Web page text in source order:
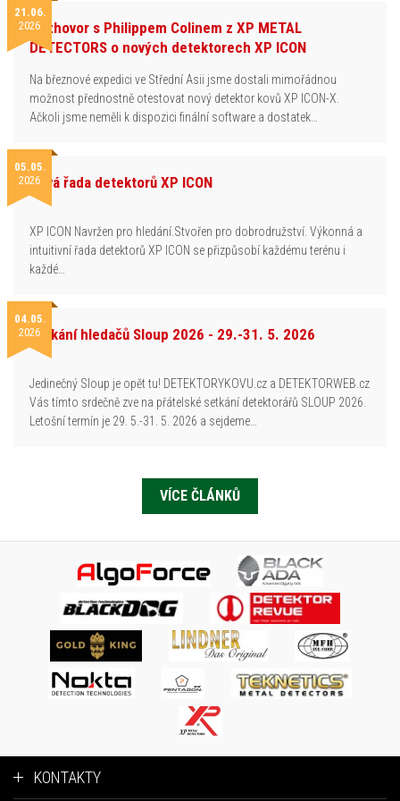
21.06.
2026Rozhovor s Philippem Colinem z XP METAL
DETECTORS o nových detektorech XP ICON
Na březnové expedici ve Střední Asii jsme dostali mimořádnou
možnost přednostně otestovat nový detektor kovů XP ICON-X.
Ačkoli jsme neměli k dispozici finální software a dostatek…
05.05.
2026Nová řada detektorů XP ICON
XP ICON Navržen pro hledání.Stvořen pro dobrodružství. Výkonná a
intuitivní řada detektorů XP ICON se přizpůsobí každému terénu i
každé…
04.05.
2026Setkání hledačů Sloup 2026 - 29.-31. 5. 2026
Jedinečný Sloup je opět tu! DETEKTORYKOVU.cz a DETEKTORWEB.cz
Vás tímto srdečně zve na přátelské setkání detektorářů SLOUP 2026.
Letošní termín je 29. 5.-31. 5. 2026 a sejdeme…
VÍCE ČLÁNKŮ
KONTAKTY